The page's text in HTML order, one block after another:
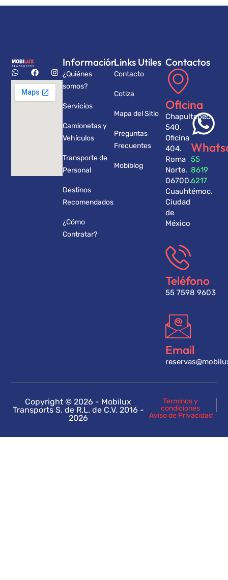
Información
¿Quiénes
somos?
Servicios
Camionetas y
Vehículos
Transporte de
Personal
Destinos
Recomendados
¿Cómo
Contratar?
Links Utiles
Contacto
Cotiza
Mapa del Sitio
Preguntas
Frecuentes
Mobiblog
Contactos
Oficina
Chapultepec
540.
Oficina
404.
Roma
Norte.
06700.
Cuauhtémoc.
Ciudad
de
México
55
8619
6217
Teléfono
55 7598 9603
Email
Copyright © 2026 - Mobilux
Transports S. de R.L. de C.V. 2016 -
2026
Terminos y
condiciones
Aviso de Privacidad